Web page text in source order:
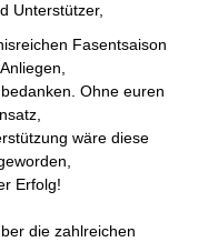
Unterstützer,
Fasentsaison
Ohne euren
wäre diese
Erfolg!
die zahlreichen